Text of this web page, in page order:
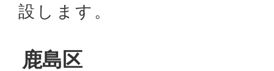
設します。
鹿島区